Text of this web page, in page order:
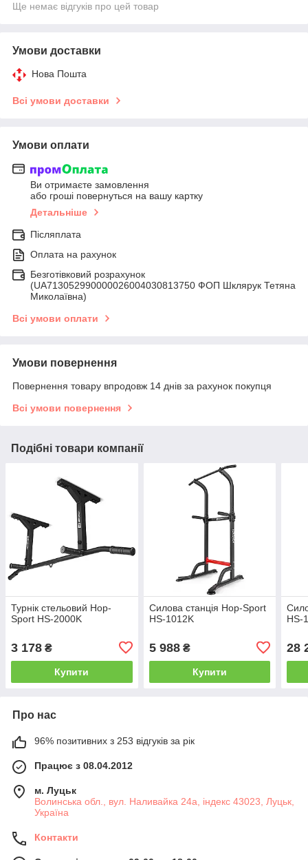
Ще немає відгуків про цей товар
Умови доставки
Нова Пошта
Всі умови доставки
Умови оплати
Ви отримаєте замовлення
або гроші повернуться на вашу картку
Детальніше
Післяплата
Оплата на рахунок
Безготівковий розрахунок
(UA713052990000026004030813750 ФОП Шклярук Тетяна
Миколаївна)
Всі умови оплати
Умови повернення
Повернення товару впродовж 14 днів за рахунок покупця
Всі умови повернення
Подібні товари компанії
Турнік стельовий Hop-
Sport HS-2000K
3 178 ₴
Купити
Силова станція Hop-Sport
HS-1012K
5 988₴
Купити
HS-
28
Про нас
96% позитивних з 253 відгуків за рік
Працює з 08.04.2012
м. Луцьк
Волинська обл., вул. Наливайка 24а, індекс 43023, Луцьк,
Україна
Контакти